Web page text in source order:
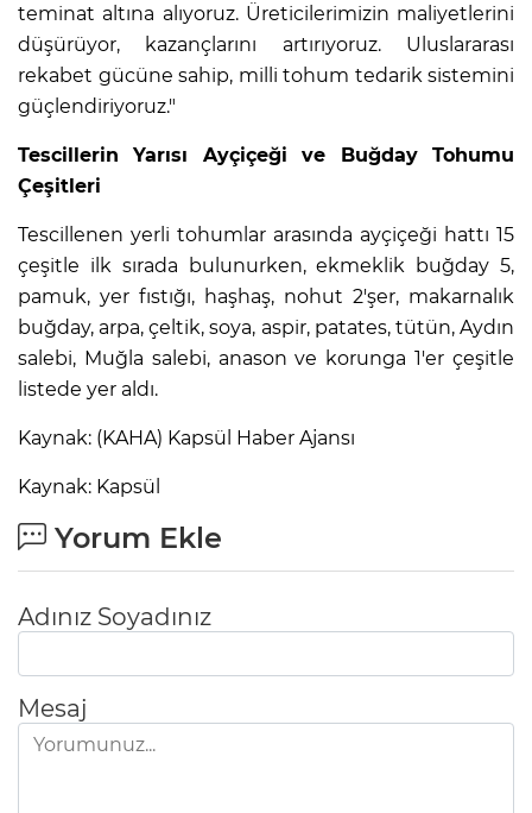
teminat altına alıyoruz. Üreticilerimizin maliyetlerini
düşürüyor, kazançlarını artırıyoruz. Uluslararası
rekabet gücüne sahip, milli tohum tedarik sistemini
güçlendiriyoruz."
Tescillerin Yarısı Ayçiçeği ve Buğday Tohumu
Çeşitleri
Tescillenen yerli tohumlar arasında ayçiçeği hattı 15
çeşitle ilk sırada bulunurken, ekmeklik buğday 5,
pamuk, yer fıstığı, haşhaş, nohut 2'şer, makarnalık
buğday, arpa, çeltik, soya, aspir, patates, tütün, Aydın
salebi, Muğla salebi, anason ve korunga 1'er çeşitle
listede yer aldı.
Kaynak: (KAHA) Kapsül Haber Ajansı
Kaynak: Kapsül
Yorum Ekle
Adınız Soyadınız
Mesaj